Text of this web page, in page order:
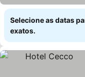
Selecione as datas
exatos.